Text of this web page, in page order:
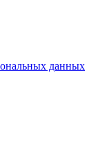
данных